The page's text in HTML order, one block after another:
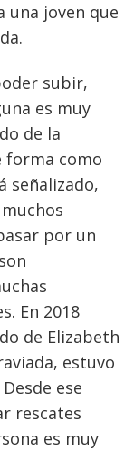
una joven que
subir,
es muy
de la
forma como
señalizado,
por un
En 2018
de Elizabeth
estuvo
ese
rescates
es muy